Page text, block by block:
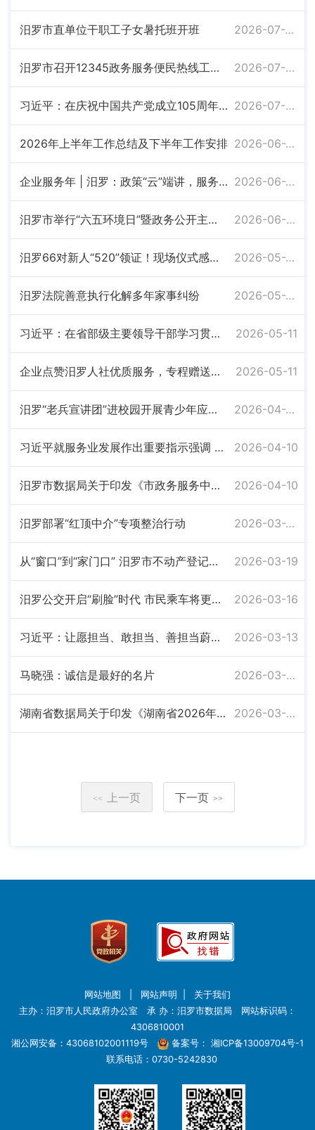
汨罗市直单位干职工子女暑托班开班 2026-07-20
汨罗市召开12345政务服务便民热线工作调度会 2026-07-07
习近平：在庆祝中国共产党成立105周年大会上的讲话 2026-07-02
2026年上半年工作总结及下半年工作安排 2026-06-22
企业服务年 | 汨罗：政策“云”端讲，服务“门”前办 2026-06-22
汨罗市举行“六五环境日”暨政务公开主题月宣传活动 2026-06-08
汨罗66对新人“520”领证！现场仪式感满满，文明风浓浓 2026-05-26
汨罗法院善意执行化解多年家事纠纷 2026-05-22
习近平：在省部级主要领导干部学习贯彻党的二十届四中全会精神专题研讨班上的讲话 2026-05-11
企业点赞汨罗人社优质服务，专程赠送锦旗致谢 2026-05-11
汨罗“老兵宣讲团”进校园开展青少年应急安全宣讲 2026-04-27
习近平就服务业发展作出重要指示强调 突出需求牵引改革攻坚科技赋能开放合作 努力开创服务业高质量发展新局面 2026-04-10
汨罗市数据局关于印发《市政务服务中心窗口考核办法》的通知 2026-04-10
汨罗部署“红顶中介”专项整治行动 2026-03-26
从“窗口”到“家门口” 汨罗市不动产登记中心冒雨上门“破冰” 2026-03-19
汨罗公交开启“刷脸”时代 市民乘车将更加方便快捷 2026-03-16
习近平：让愿担当、敢担当、善担当蔚然成风 2026-03-13
马晓强：诚信是最好的名片 2026-03-06
湖南省数据局关于印发《湖南省2026年政务服务和数据工作要点》的通知 2026-03-05
<< 上一页 下一页 >>
网站地图 网站声明
关于我们
主办：汨罗市人民政府办公室 承 办：汨罗市数据局 网站标识码：
4306810001
湘公网安备：43068102001119号
备案号： 湘ICP备13009704号-1
联系电话：0730-5242830